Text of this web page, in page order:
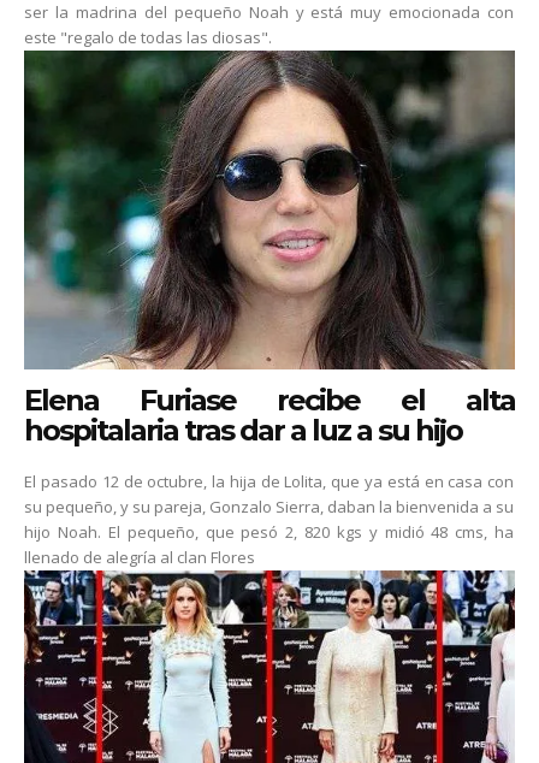
ser la madrina del pequeño Noah y está muy emocionada con
este "regalo de todas las diosas".
Elena Furiase recibe el alta
hospitalaria tras dar a luz a su hijo
El pasado 12 de octubre, la hija de Lolita, que ya está en casa con
su pequeño, y su pareja, Gonzalo Sierra, daban la bienvenida a su
hijo Noah. El pequeño, que pesó 2, 820 kgs y midió 48 cms, ha
llenado de alegría al clan Flores